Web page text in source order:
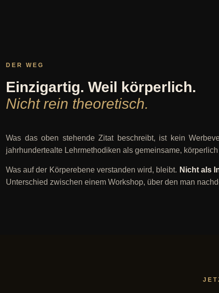
DER WEG
Einzigartig. Weil körperlich.
Nicht rein theoretisch.
Was das oben stehende Zitat beschreibt, ist kein
jahrhundertealte Lehrmethodiken als gemeinsame,
Was auf der Körperebene verstanden wird, bleibt. Nicht als
Unterschied zwischen einem Workshop, über den man